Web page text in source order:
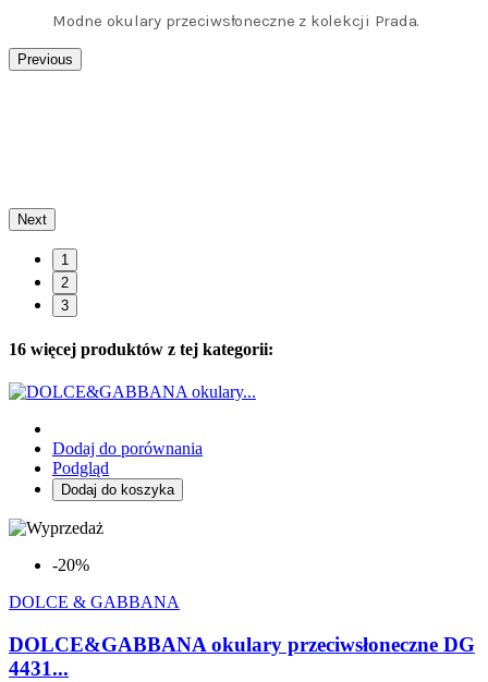
Modne okulary przeciwsłoneczne z kolekcji Prada.
Previous
Next
1
2
3
16 więcej produktów z tej kategorii:
Dodaj do porównania
Podgląd
Dodaj do koszyka
-20%
DOLCE & GABBANA
DOLCE&GABBANA okulary przeciwsłoneczne DG
4431...